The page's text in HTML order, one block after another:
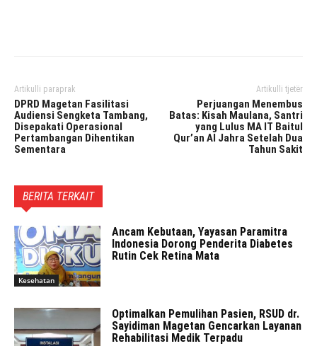
Artikulli paraprak
DPRD Magetan Fasilitasi
Audiensi Sengketa Tambang,
Disepakati Operasional
Pertambangan Dihentikan
Sementara
Artikulli tjetër
Perjuangan Menembus
Batas: Kisah Maulana, Santri
yang Lulus MA IT Baitul
Qur’an Al Jahra Setelah Dua
Tahun Sakit
BERITA TERKAIT
Kesehatan
Ancam Kebutaan, Yayasan Paramitra
Indonesia Dorong Penderita Diabetes
Rutin Cek Retina Mata
Optimalkan Pemulihan Pasien, RSUD dr.
Sayidiman Magetan Gencarkan Layanan
Rehabilitasi Medik Terpadu